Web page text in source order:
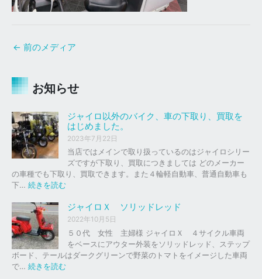
← 前のメディア
お知らせ
ジャイロ以外のバイク、車の下取り、買取を
はじめました。
2023年7月22日
当店ではメインで取り扱っているのはジャイロシリー
ズですが下取り、買取につきましては どのメーカー
の車種でも下取り、買取できます。また４輪軽自動車、普通自動車も
下… 続きを読む
ャ
イ
ロ
以
外
の
ジャイロＸ ソリッドレッド
2022年10月5日
５０代 女性 主婦様 ジャイロＸ ４サイクル車両
をベースにアウター外装をソリッドレッド、ステップ
ボード、テールはダークグリーンで野菜のトマトをイメージした車両
で… 続きを読む